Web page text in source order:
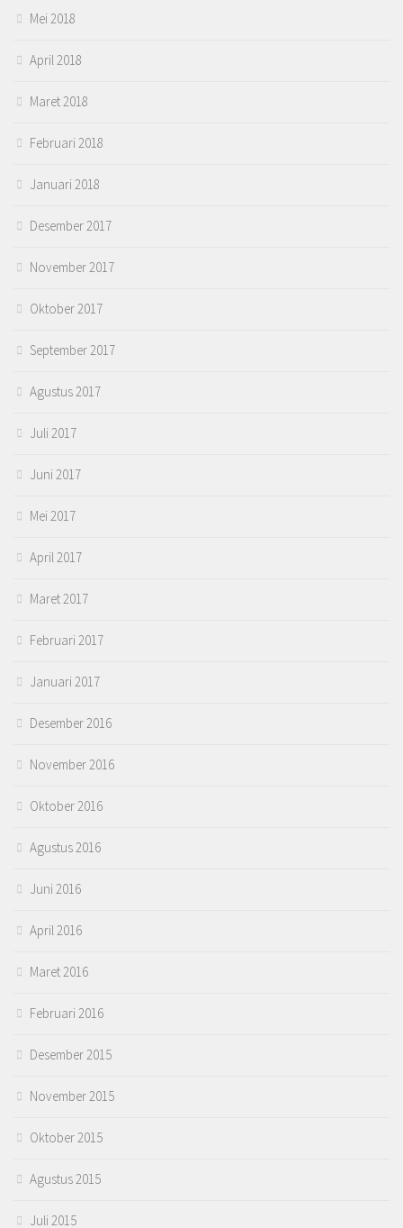
Mei 2018
April 2018
Maret 2018
Februari 2018
Januari 2018
Desember 2017
November 2017
Oktober 2017
September 2017
Agustus 2017
Juli 2017
Juni 2017
Mei 2017
April 2017
Maret 2017
Februari 2017
Januari 2017
Desember 2016
November 2016
Oktober 2016
Agustus 2016
Juni 2016
April 2016
Maret 2016
Februari 2016
Desember 2015
November 2015
Oktober 2015
Agustus 2015
Juli 2015